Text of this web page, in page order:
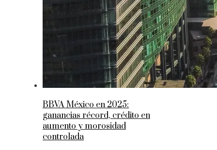
BBVA México en 2025:
ganancias récord, crédito en
aumento y morosidad
controlada